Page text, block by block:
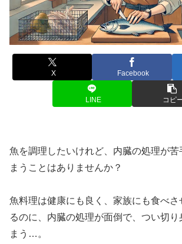
X Facebook
LINE コピ
魚を調理したいけれど、内臓の処理が苦
まうことはありませんか？
魚料理は健康にも良く、家族にも食べさ
るのに、内臓の処理が面倒で、つい切り
まう…。